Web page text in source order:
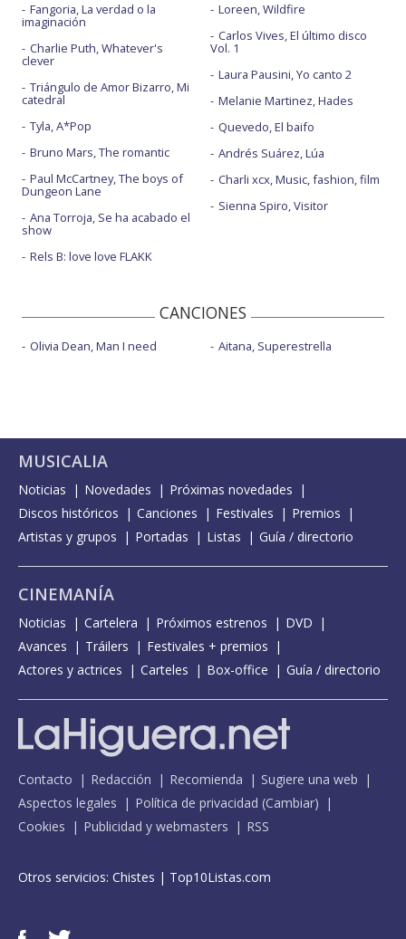
Fangoria, La verdad o la
imaginación
Charlie Puth, Whatever's
clever
Triángulo de Amor Bizarro, Mi
catedral
Tyla, A*Pop
Bruno Mars, The romantic
Paul McCartney, The boys of
Dungeon Lane
Ana Torroja, Se ha acabado el
show
Rels B: love love FLAKK
Loreen, Wildfire
Carlos Vives, El último disco
Vol. 1
Laura Pausini, Yo canto 2
Melanie Martinez, Hades
Quevedo, El baifo
Andrés Suárez, Lúa
Charli xcx, Music, fashion, film
Sienna Spiro, Visitor
CANCIONES
Olivia Dean, Man I need Aitana, Superestrella
MUSICALIA
Noticias Novedades
Próximas novedades
Discos históricos
Canciones Festivales
Premios
Artistas y grupos
Portadas Listas Guía / directorio
CINEMANÍA
Noticias Cartelera Próximos estrenos
DVD
Avances
Tráilers
Festivales + premios
Actores y actrices
Carteles Box-office Guía / directorio
Contacto Redacción Recomienda
Sugiere una web
Aspectos legales
Política de privacidad (Cambiar)
Cookies
Publicidad y webmasters RSS
Otros servicios: Chistes | Top10Listas.com